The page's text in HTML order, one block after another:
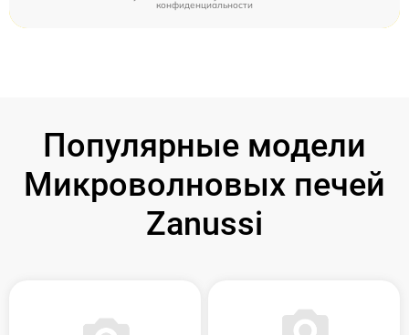
конфиденциальности
Популярные модели
Микроволновых печей
Zanussi